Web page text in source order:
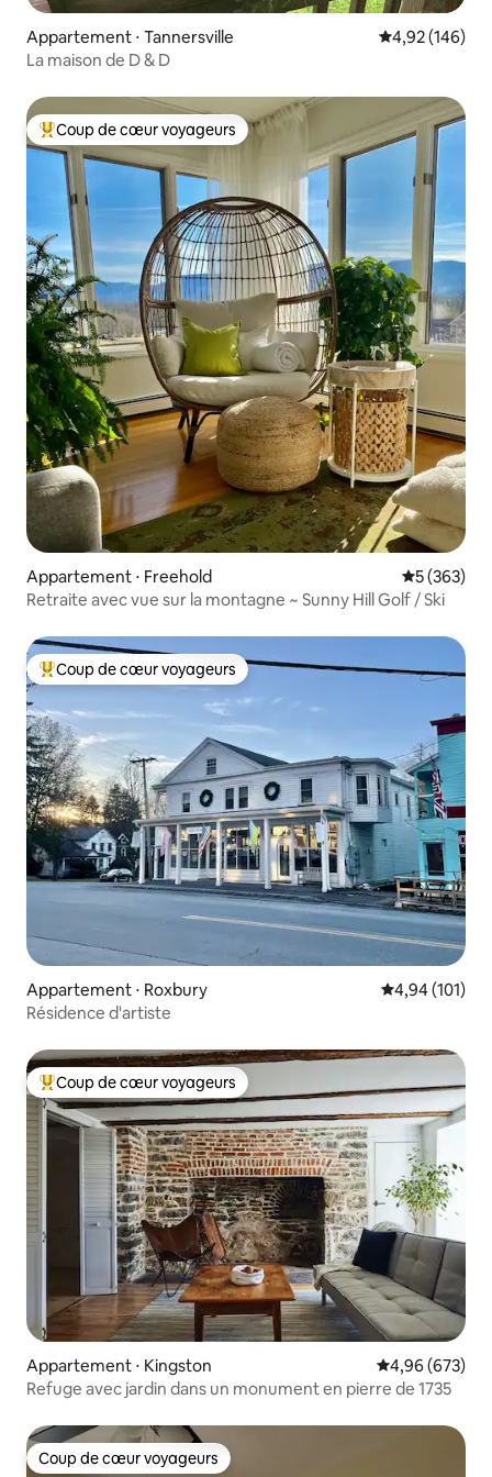
Appartement ⋅ Tannersville Évaluation
4,92 (146)
La maison de D & D
Coups de cœur voyageurs les plus appréciés
Coup de cœur voyageurs
Appartement ⋅ Freehold Évaluation
5 (363)
Retraite avec vue sur la montagne ~ Sunny Hill Golf / Ski
Coups de cœur voyageurs les plus appréciés
Coup de cœur voyageurs
Appartement ⋅ Roxbury Évaluation
4,94 (101)
Résidence d'artiste
Coups de cœur voyageurs les plus appréciés
Coup de cœur voyageurs
Appartement ⋅ Kingston Évaluation
4,96 (673)
Refuge avec jardin dans un monument en pierre de 1735
Coup de cœur voyageurs
Coup de cœur voyageurs